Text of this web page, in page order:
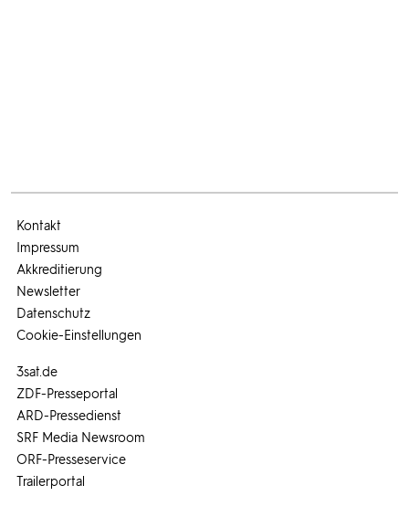
3sat.de
ZDF-Presseportal
ARD-Pressedienst
SRF Media Newsroom
ORF-Presseservice
Trailerportal
Kontakt
Impressum
Akkreditierung
Newsletter
Datenschutz
Cookie-Einstellungen